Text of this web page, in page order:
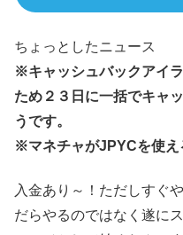
ちょっとしたニュース
※キャッシュバックアイ
ため２３日に一括でキャ
うです。
※マネチャがJPYCを使え
入金あり～！ただしすぐ
だらやるのではなく遂に